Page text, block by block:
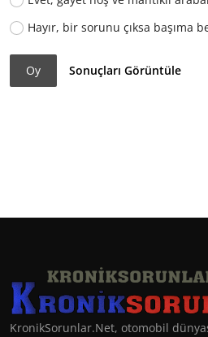
Hayır, bir sorunu çıksa başıma
Oy Sonuçları Görüntüle
KronikSorunlar.Net, otomobil